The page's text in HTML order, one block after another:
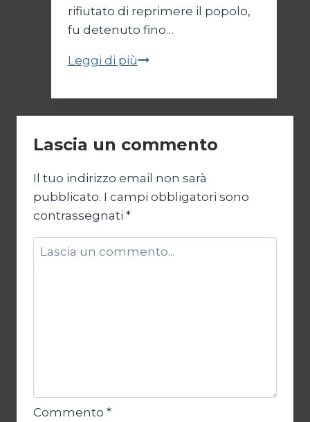
rifiutato di reprimere il popolo,
fu detenuto fino…
Leggi di piùParallelo
la
NATO
Argentina
Lascia un commento
Il tuo indirizzo email non sarà
pubblicato. I campi obbligatori sono
contrassegnati *
Commento *